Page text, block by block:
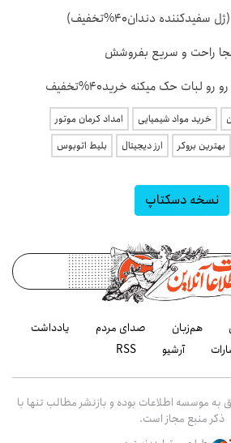
دندان40%تخفیف)
حک میکنه خرید40%تخفیف
خرید مواد شیمیایی
امداد کرمان موتور
بهترین بروکر ارز دیجیتال بلیط اتوبوس
نسخه دسکتاپ
هم‌زبان صدای مردم
یادداشت
آرشیو RSS
موسسه اطلاعات بوده و بازنشر مطالب تنها با
ذکر منبع مجاز است.